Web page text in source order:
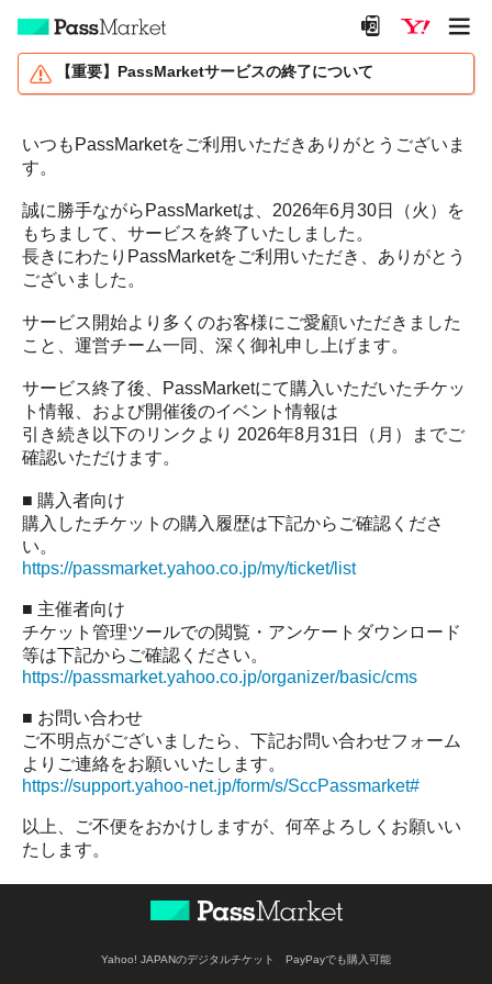
【重要】PassMarketサービスの終了について
いつもPassMarketをご利用いただきありがとうございま
す。
誠に勝手ながらPassMarketは、2026年6月30日（火）を
もちまして、サービスを終了いたしました。
長きにわたりPassMarketをご利用いただき、ありがとう
ございました。
サービス開始より多くのお客様にご愛顧いただきました
こと、運営チーム一同、深く御礼申し上げます。
サービス終了後、PassMarketにて購入いただいたチケッ
ト情報、および開催後のイベント情報は
引き続き以下のリンクより 2026年8月31日（月）までご
確認いただけます。
■ 購入者向け
購入したチケットの購入履歴は下記からご確認くださ
い。
https://passmarket.yahoo.co.jp/my/ticket/list
■ 主催者向け
チケット管理ツールでの閲覧・アンケートダウンロード
等は下記からご確認ください。
https://passmarket.yahoo.co.jp/organizer/basic/cms
■ お問い合わせ
ご不明点がございましたら、下記お問い合わせフォーム
よりご連絡をお願いいたします。
https://support.yahoo-net.jp/form/s/SccPassmarket#
以上、ご不便をおかけしますが、何卒よろしくお願いい
たします。
Yahoo! JAPANのデジタルチケット PayPayでも購入可能